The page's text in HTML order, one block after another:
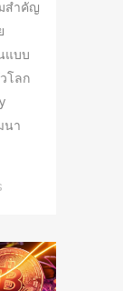
สำคัญ
แบบ
โลก
นา